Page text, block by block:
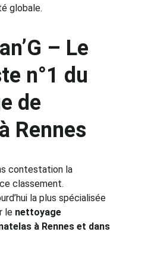
globale.
– Le
n°1 du
de
Rennes
contestation la
classement.
la plus spécialisée
le nettoyage
à Rennes et dans